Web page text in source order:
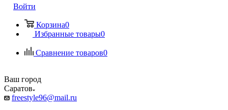
Войти
Корзина0
Избранные товары0
Сравнение товаров0
Ваш город
Саратов
freestyle96@mail.ru